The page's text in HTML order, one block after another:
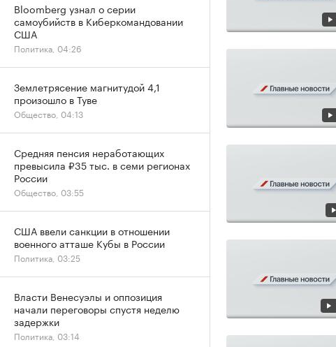
Bloomberg узнал о серии
самоубийств в Киберкомандовании
США
Политика, 04:26
Землетрясение магнитудой 4,1
произошло в Туве
Общество, 04:13
Средняя пенсия неработающих
превысила ₽35 тыс. в семи регионах
России
Общество, 03:55
США ввели санкции в отношении
военного атташе Кубы в России
Политика, 03:25
Власти Венесуэлы и оппозиция
начали переговоры спустя неделю
задержки
Политика, 03:14